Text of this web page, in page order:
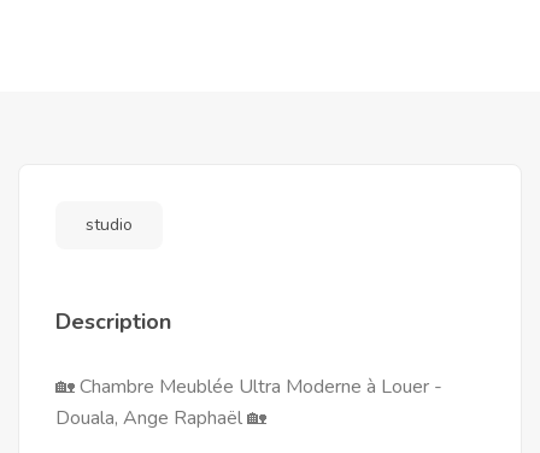
studio
Description
🏡 Chambre Meublée Ultra Moderne à Louer -
Douala, Ange Raphaël 🏡